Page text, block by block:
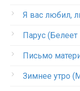
Я вас любил,
Парус (Белеет
Письмо
Зимнее утро